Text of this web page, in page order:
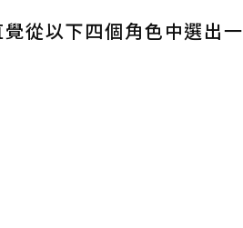
從以下四個角色中選出一